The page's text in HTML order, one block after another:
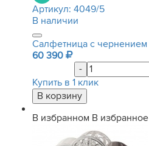
Артикул: 4049/5
В наличии
Салфетница с чернением
60 390
-
Купить в 1 клик
В избранном В избранное